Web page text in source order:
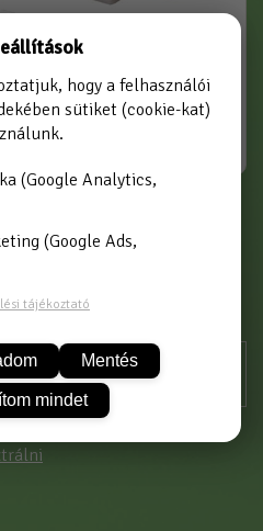
be!
hogy a felhasználói
sütiket (cookie-kat)
(Google Analytics,
(Google Ads,
tájékoztató
Mentés
mindet